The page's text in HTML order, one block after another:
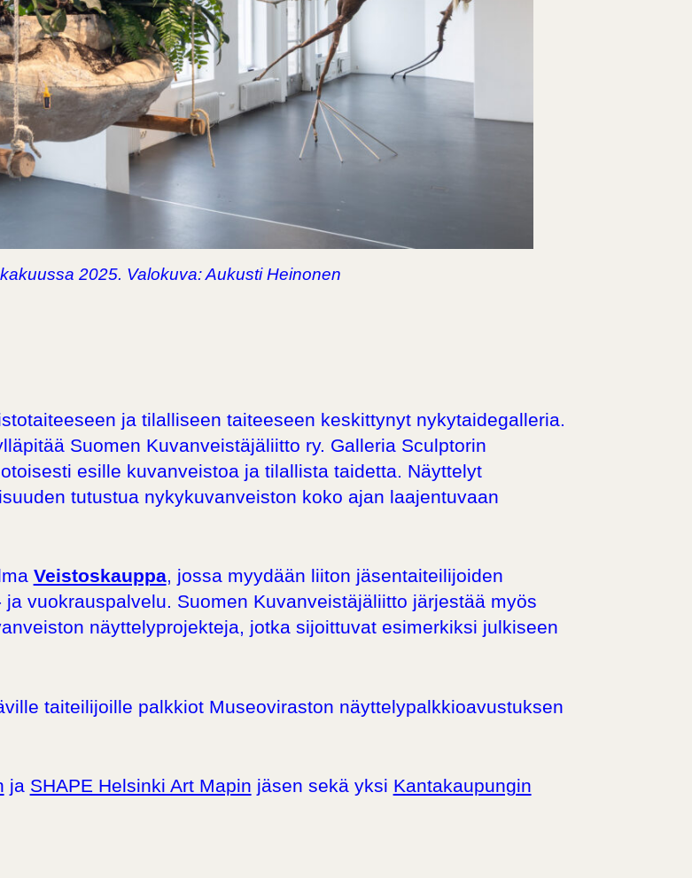
2025. Valokuva: Aukusti Heinonen
ja tilalliseen taiteeseen keskittynyt nykytaidegalleria.
Suomen Kuvanveistäjäliitto ry. Galleria Sculptorin
esille kuvanveistoa ja tilallista taidetta. Näyttelyt
tutustua nykykuvanveiston koko ajan laajentuvaan
Veistoskauppa, jossa myydään liiton jäsentaiteilijoiden
ja vuokrauspalvelu. Suomen Kuvanveistäjäliitto järjestää myös
näyttelyprojekteja, jotka sijoittuvat esimerkiksi julkiseen
taiteilijoille palkkiot Museoviraston näyttelypalkkioavustuksen
ja SHAPE Helsinki Art Mapin jäsen sekä yksi Kantakaupungin